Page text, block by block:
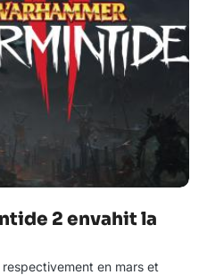
2 envahit la
en mars et